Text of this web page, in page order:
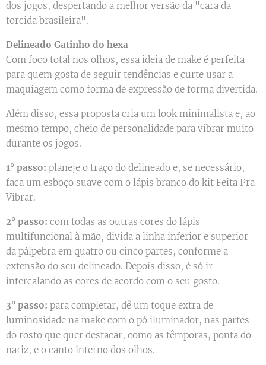
dos jogos, despertando a melhor versão da "cara da
torcida brasileira".
Delineado Gatinho do hexa
Com foco total nos olhos, essa ideia de make é perfeita
para quem gosta de seguir tendências e curte usar a
maquiagem como forma de expressão de forma divertida.
Além disso, essa proposta cria um look minimalista e, ao
mesmo tempo, cheio de personalidade para vibrar muito
durante os jogos.
1° passo: planeje o traço do delineado e, se necessário,
faça um esboço suave com o lápis branco do kit Feita Pra
Vibrar.
2° passo: com todas as outras cores do lápis
multifuncional à mão, divida a linha inferior e superior
da pálpebra em quatro ou cinco partes, conforme a
extensão do seu delineado. Depois disso, é só ir
intercalando as cores de acordo com o seu gosto.
3° passo: para completar, dê um toque extra de
luminosidade na make com o pó iluminador, nas partes
do rosto que quer destacar, como as têmporas, ponta do
nariz, e o canto interno dos olhos.